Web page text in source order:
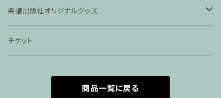
ピアノ科４５分レッスン
家族割プラン
楽譜出版社オリジナルグッズ
アパレル
チケット
商品一覧に戻る